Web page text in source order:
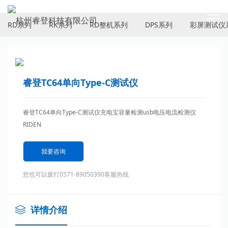
PRODUCTS
RD系列 RK系列 RD整机系列 DPS系列 彩屏测试仪
睿登TC64单向Type-C测试仪
睿登TC64单向Type-C测试仪充电宝容量检测usb电压电流检测仪
RIDEN
我要咨询
您也可以拨打0571-89050390客服热线
详情介绍